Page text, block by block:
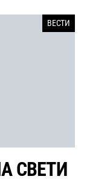
ВЕСТИ
СВЕТИ